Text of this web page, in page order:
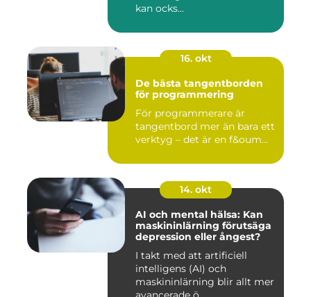
kan ocks...
16. okt
De bästa tangentborden
för programmering
För programmerare är
tangentbord mer än bara ett
verktyg – det är en f&oum...
14. okt
AI och mental hälsa: Kan
maskininlärning förutsäga
depression eller ångest?
I takt med att artificiell
intelligens (AI) och
maskininlärning blir allt mer